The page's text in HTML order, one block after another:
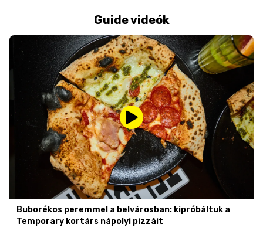
Guide videók
Buborékos peremmel a belvárosban: kipróbáltuk a
Temporary kortárs nápolyi pizzáit